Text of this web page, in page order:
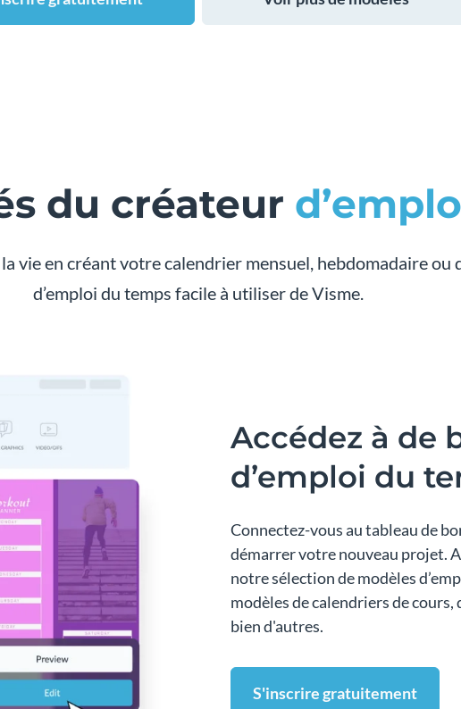
du créateur
vie en créant votre calendrier mensuel, hebdomadaire
d’emploi du temps facile à utiliser de Visme.
Accédez à de
d’emploi du
Connectez-vous au tableau de
démarrer votre nouveau projet.
notre sélection de modèles
modèles de calendriers de
bien d'autres.
S'inscrire gratuitement